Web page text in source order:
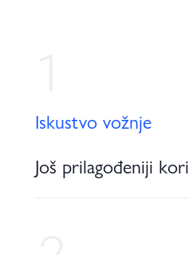
Iskustvo vožnje
Još prilagođeniji